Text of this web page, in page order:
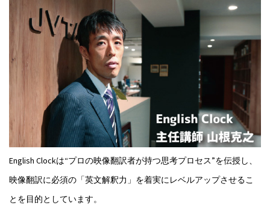
English Clockは“プロの映像翻訳者が持つ思考プロセス”を伝授し、
映像翻訳に必須の「英文解釈力」を着実にレベルアップさせるこ
とを目的としています。